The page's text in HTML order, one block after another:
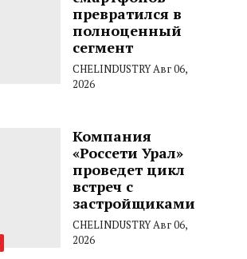
превратился в
полноценный
сегмент
CHELINDUSTRYАвг 06,
2026
Компания
«Россети Урал»
проведет цикл
встреч с
застройщиками
CHELINDUSTRYАвг 06,
2026